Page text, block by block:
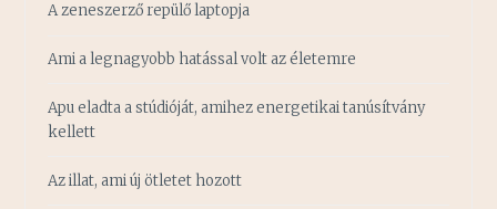
A zeneszerző repülő laptopja
Ami a legnagyobb hatással volt az életemre
Apu eladta a stúdióját, amihez energetikai tanúsítvány
kellett
Az illat, ami új ötletet hozott